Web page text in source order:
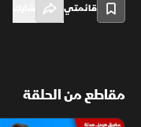
قائمتي
مقاطع من الحلقة